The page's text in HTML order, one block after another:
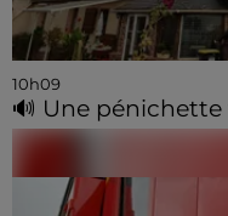
10h09
🔊 Une